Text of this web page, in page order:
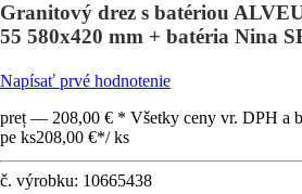
Granitový drez s batériou
55 580x420 mm + batéria Nina
Napísať prvé hodnotenie
preț — 208,00 € * Všetky ceny vr. DPH a
pe ks208,00 €*/ ks
č. výrobku: 10665438